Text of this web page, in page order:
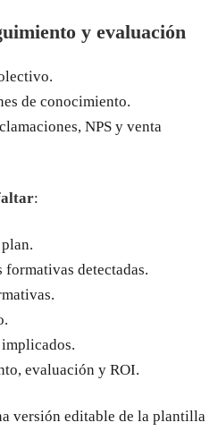
y evaluación
de conocimiento.
NPS y venta
:
detectadas.
evaluación y ROI.
versión editable de la plantilla